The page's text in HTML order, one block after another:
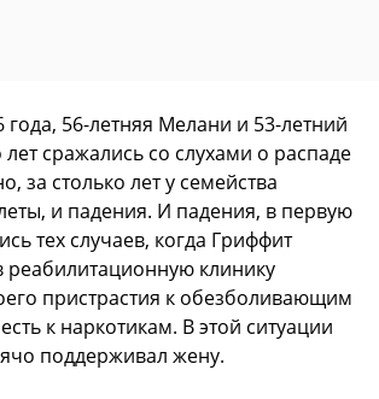
56-летняя Мелани и 53-летний
сражались со слухами о распаде
за столько лет у семейства
и падения. И падения, в первую
тех случаев, когда Гриффит
реабилитационную клинику
пристрастия к обезболивающим
к наркотикам. В этой ситуации
поддерживал жену.